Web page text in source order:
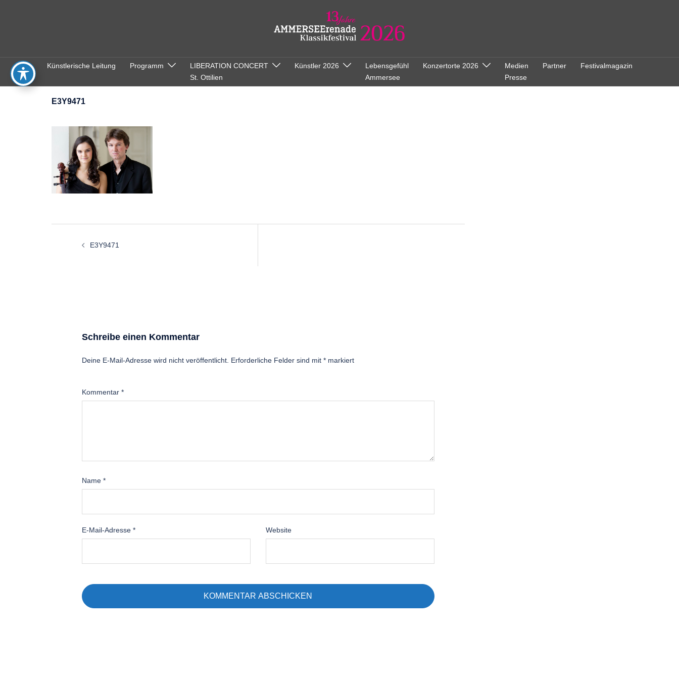
Künstlerische Leitung Programm
LIBERATION CONCERT
St. Ottilien
Künstler 2026
Lebensgefühl
Ammersee
Konzertorte 2026
Medien
Presse
Partner Festivalmagazin
E3Y9471
E3Y9471
Schreibe einen Kommentar
Deine E-Mail-Adresse wird nicht veröffentlicht. Erforderliche Felder sind mit * markiert
Kommentar *
Name *
E-Mail-Adresse * Website